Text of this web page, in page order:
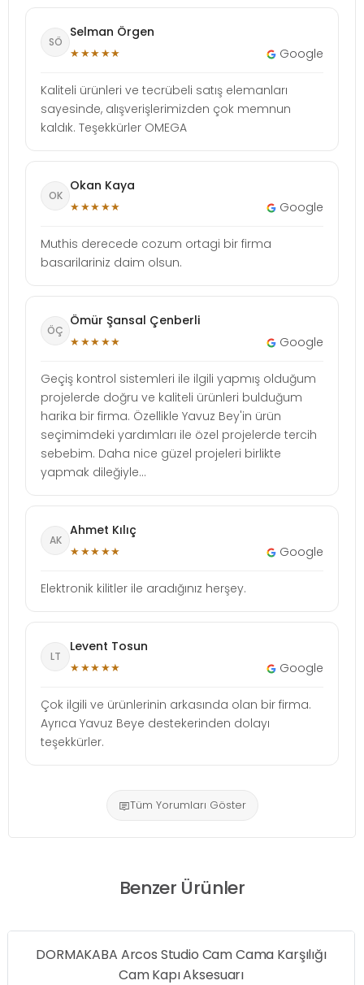
SÖ
Selman Örgen
★★★★★ Google
Kaliteli ürünleri ve tecrübeli satış elemanları
sayesinde, alışverişlerimizden çok memnun
kaldık. Teşekkürler OMEGA
OK
Okan Kaya
★★★★★ Google
Muthis derecede cozum ortagi bir firma
basarilariniz daim olsun.
ÖÇ
Ömür Şansal Çenberli
★★★★★ Google
Geçiş kontrol sistemleri ile ilgili yapmış olduğum
projelerde doğru ve kaliteli ürünleri bulduğum
harika bir firma. Özellikle Yavuz Bey'in ürün
seçimimdeki yardımları ile özel projelerde tercih
sebebim. Daha nice güzel projeleri birlikte
yapmak dileğiyle...
AK
Ahmet Kılıç
★★★★★ Google
Elektronik kilitler ile aradığınız herşey.
LT
Levent Tosun
★★★★★ Google
Çok ilgili ve ürünlerinin arkasında olan bir firma.
Ayrıca Yavuz Beye destekerinden dolayı
teşekkürler.
Tüm Yorumları Göster
Benzer Ürünler
DORMAKABA Arcos Studio Cam Cama Karşılığı
Cam Kapı Aksesuarı